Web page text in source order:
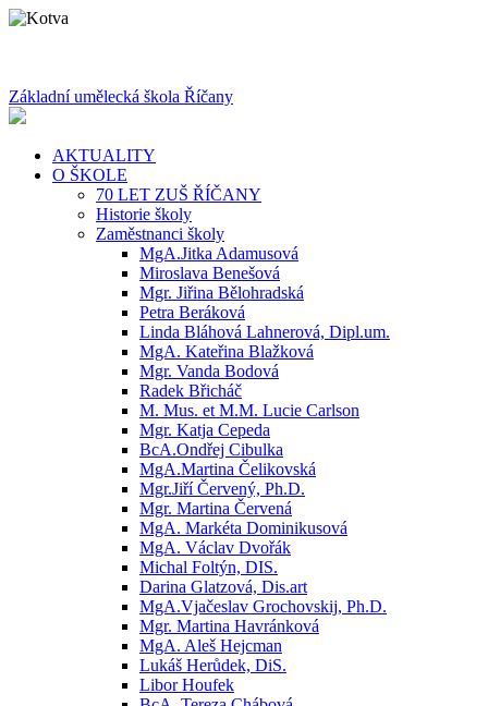
Základní umělecká škola Říčany
AKTUALITY
O ŠKOLE
70 LET ZUŠ ŘÍČANY
Historie školy
Zaměstnanci školy
MgA.Jitka Adamusová
Miroslava Benešová
Mgr. Jiřina Bělohradská
Petra Beráková
Linda Bláhová Lahnerová, Dipl.um.
MgA. Kateřina Blažková
Mgr. Vanda Bodová
Radek Břicháč
M. Mus. et M.M. Lucie Carlson
Mgr. Katja Cepeda
BcA.Ondřej Cibulka
MgA.Martina Čelikovská
Mgr.Jiří Červený, Ph.D.
Mgr. Martina Červená
MgA. Markéta Dominikusová
MgA. Václav Dvořák
Michal Foltýn, DIS.
Darina Glatzová, Dis.art
MgA.Vjačeslav Grochovskij, Ph.D.
Mgr. Martina Havránková
MgA. Aleš Hejcman
Lukáš Herůdek, DiS.
Libor Houfek